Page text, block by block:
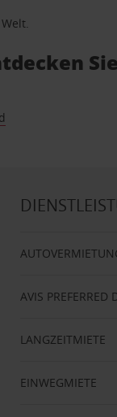
AVIS PREFERRED
LANGZEITMIETE
EINWEGMIETE